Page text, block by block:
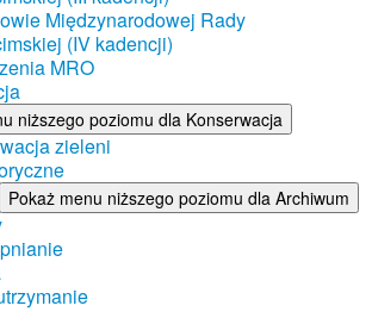
Międzynarodowej Rady
(IV kadencji)
MRO
niższego poziomu dla Konserwacja
zieleni
Pokaż menu niższego poziomu dla Archiwum